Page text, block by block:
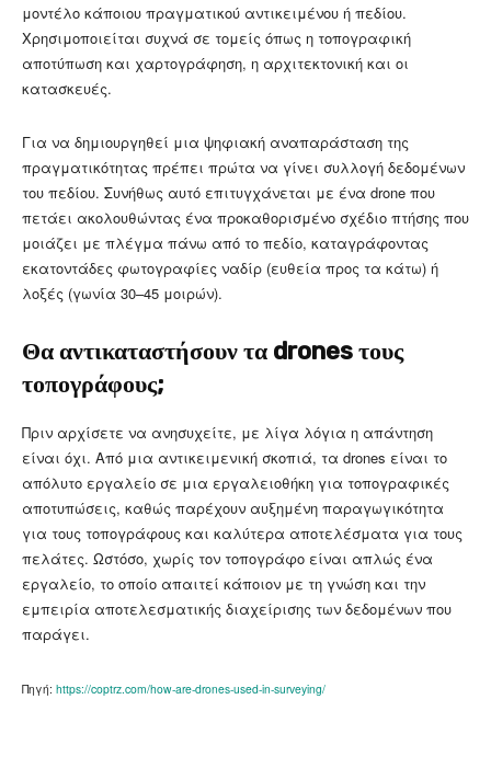
μοντέλο κάποιου πραγματικού αντικειμένου ή πεδίου.
Χρησιμοποιείται συχνά σε τομείς όπως η τοπογραφική
αποτύπωση και χαρτογράφηση, η αρχιτεκτονική και οι
κατασκευές.
Για να δημιουργηθεί μια ψηφιακή αναπαράσταση της
πραγματικότητας πρέπει πρώτα να γίνει συλλογή δεδομένων
του πεδίου. Συνήθως αυτό επιτυγχάνεται με ένα drone που
πετάει ακολουθώντας ένα προκαθορισμένο σχέδιο πτήσης που
μοιάζει με πλέγμα πάνω από το πεδίο, καταγράφοντας
εκατοντάδες φωτογραφίες ναδίρ (ευθεία προς τα κάτω) ή
λοξές (γωνία 30–45 μοιρών).
Θα αντικαταστήσουν τα drones τους
τοπογράφους;
Πριν αρχίσετε να ανησυχείτε, με λίγα λόγια η απάντηση
είναι όχι. Από μια αντικειμενική σκοπιά, τα drones είναι το
απόλυτο εργαλείο σε μια εργαλειοθήκη για τοπογραφικές
αποτυπώσεις, καθώς παρέχουν αυξημένη παραγωγικότητα
για τους τοπογράφους και καλύτερα αποτελέσματα για τους
πελάτες. Ωστόσο, χωρίς τον τοπογράφο είναι απλώς ένα
εργαλείο, το οποίο απαιτεί κάποιον με τη γνώση και την
εμπειρία αποτελεσματικής διαχείρισης των δεδομένων που
παράγει.
Πηγή: https://coptrz.com/how-are-drones-used-in-surveying/